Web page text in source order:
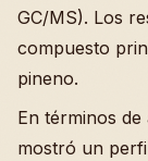
GC/MS). Los
compuesto
pineno.
En términos
mostró un